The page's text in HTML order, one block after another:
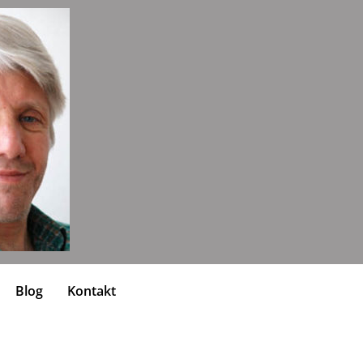
Blog Kontakt